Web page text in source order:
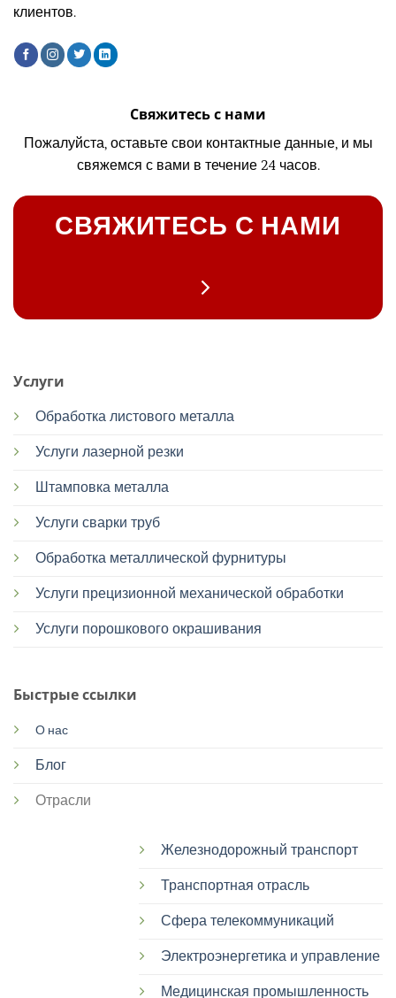
клиентов.
Услуги
Обработка листового металла
Услуги лазерной резки
Штамповка металла
Услуги сварки труб
Обработка металлической фурнитуры
Услуги прецизионной механической обработки
Услуги порошкового окрашивания
Быстрые ссылки
О нас
Блог
Отрасли
Железнодорожный транспорт
Транспортная отрасль
Сфера телекоммуникаций
Электроэнергетика и управление
Медицинская промышленность
Свяжитесь с нами
Пожалуйста, оставьте свои контактные данные, и мы
свяжемся с вами в течение 24 часов.
СВЯЖИТЕСЬ С НАМИ